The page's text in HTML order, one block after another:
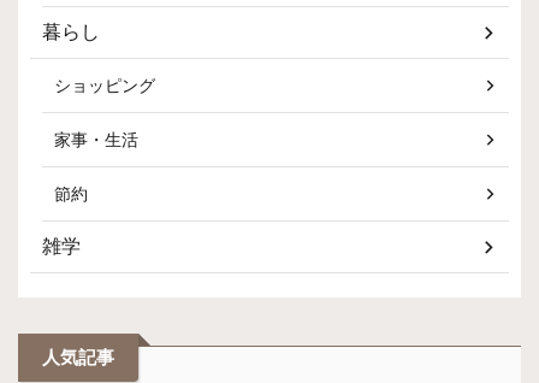
暮らし
ショッピング
家事・生活
節約
雑学
人気記事